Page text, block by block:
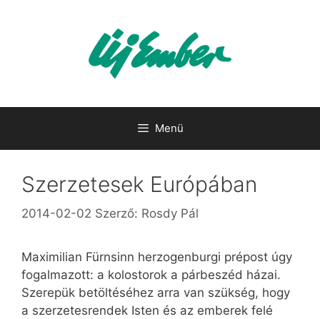
Menü
Szerzetesek Európában
2014-02-02 Szerző: Rosdy Pál
Maximilian Fürnsinn herzogenburgi prépost úgy
fogalmazott: a kolostorok a párbeszéd házai.
Szerepük betöltéséhez arra van szükség, hogy
a szerzetesrendek Isten és az emberek felé